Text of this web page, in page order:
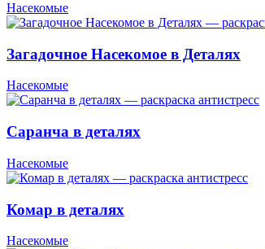
Насекомые
Загадочное Насекомое в Деталях
Насекомые
Саранча в деталях
Насекомые
Комар в деталях
Насекомые